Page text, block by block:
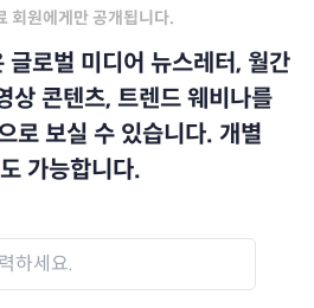
회원에게만 공개됩니다.
글로벌 미디어 뉴스레터, 월간
상 콘텐츠, 트렌드 웨비나를
로 보실 수 있습니다. 개별
가능합니다.